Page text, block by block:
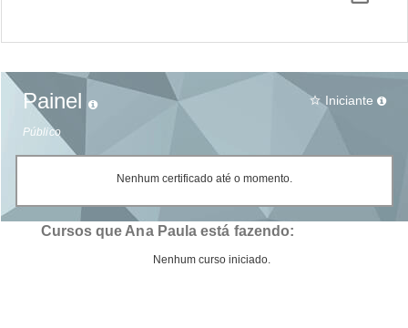
Painel
Público
star_border Iniciante
Nenhum certificado até o momento.
Cursos que Ana Paula está fazendo:
Nenhum curso iniciado.